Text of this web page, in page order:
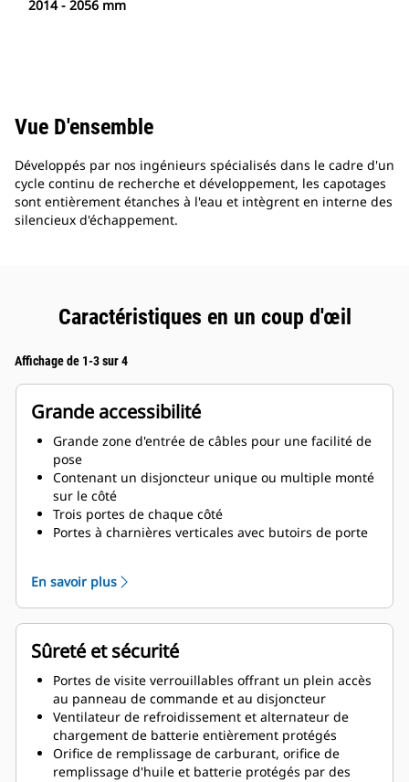
2014 - 2056 mm
Vue D'ensemble
Développés par nos ingénieurs spécialisés dans le cadre d'un
cycle continu de recherche et développement, les capotages
sont entièrement étanches à l'eau et intègrent en interne des
silencieux d'échappement.
Caractéristiques en un coup d'œil
Affichage de 1-3 sur 4
Grande accessibilité
Grande zone d'entrée de câbles pour une facilité de
pose
Contenant un disjoncteur unique ou multiple monté
sur le côté
Trois portes de chaque côté
Portes à charnières verticales avec butoirs de porte
Vidanges d'huile de lubrification et de liquide de
refroidissement acheminées vers l'extérieur de la
base du capotage
Couvercle de l'orifice de remplissage du radiateur
En savoir plus
Sûreté et sécurité
Portes de visite verrouillables offrant un plein accès
au panneau de commande et au disjoncteur
Ventilateur de refroidissement et alternateur de
chargement de batterie entièrement protégés
Orifice de remplissage de carburant, orifice de
remplissage d'huile et batterie protégés par des